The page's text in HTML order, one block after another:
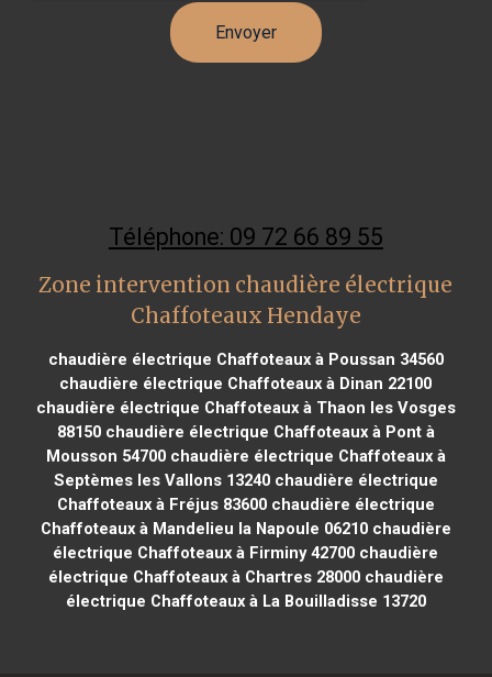
Téléphone: 09 72 66 89 55
Zone intervention chaudière électrique
Chaffoteaux Hendaye
chaudière électrique Chaffoteaux à Poussan 34560
chaudière électrique Chaffoteaux à Dinan 22100
chaudière électrique Chaffoteaux à Thaon les Vosges
88150chaudière électrique Chaffoteaux à Pont à
Mousson 54700chaudière électrique Chaffoteaux à
Septèmes les Vallons 13240chaudière électrique
Chaffoteaux à Fréjus 83600chaudière électrique
Chaffoteaux à Mandelieu la Napoule 06210chaudière
électrique Chaffoteaux à Firminy 42700 chaudière
électrique Chaffoteaux à Chartres 28000chaudière
électrique Chaffoteaux à La Bouilladisse 13720